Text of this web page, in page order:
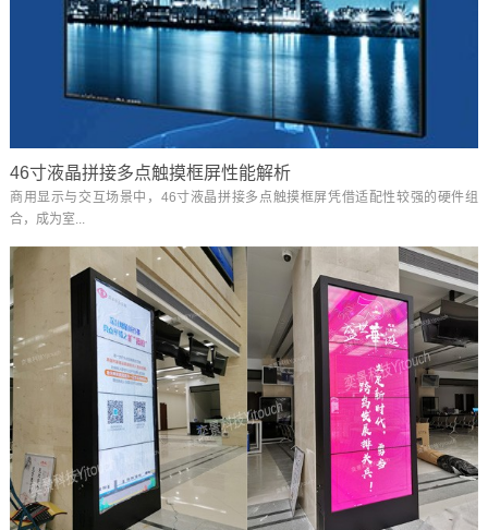
46寸液晶拼接多点触摸框屏性能解析
商用显示与交互场景中，46寸液晶拼接多点触摸框屏凭借适配性较强的硬件组
合，成为室...